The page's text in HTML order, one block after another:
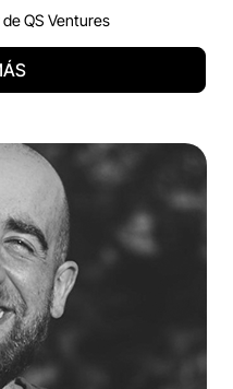
QS Ventures